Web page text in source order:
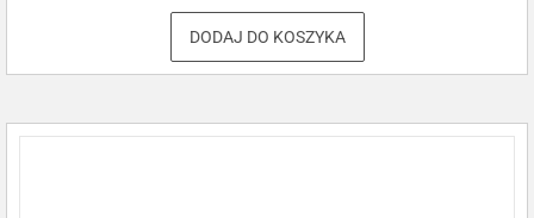
DODAJ DO KOSZYKA